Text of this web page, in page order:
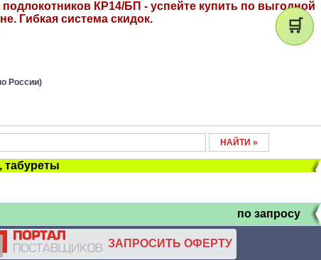
КР14/БП - успейте купить по выгодной
Гибкая система скидок.
России)
табуреты
по запросу
ЗАПРОСИТЬ ОФЕРТУ
🛒